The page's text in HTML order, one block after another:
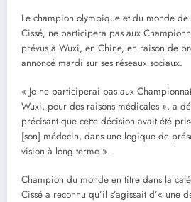
Le champion olympique et du monde de
Cissé, ne participera pas aux
prévus à Wuxi, en Chine, en raison de
annoncé mardi sur ses réseaux sociaux.
« Je ne participerai pas aux
Wuxi, pour des raisons médicales », a
précisant que cette décision avait été
[son] médecin, dans une logique de
vision à long terme ».
Champion du monde en titre dans la
Cissé a reconnu qu’il s’agissait d’«